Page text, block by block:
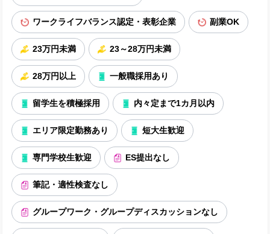
ワークライフバランス認定・表彰企業 副業OK
23万円未満 23～28万円未満
28万円以上 一般職採用あり
留学生を積極採用 内々定まで1カ月以内
エリア限定勤務あり 短大生歓迎
専門学校生歓迎 ES提出なし
筆記・適性検査なし
グループワーク・グループディスカッションなし